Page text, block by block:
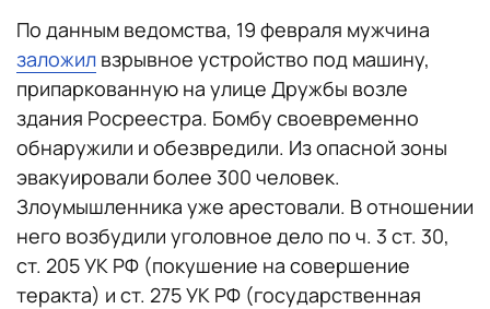
По данным ведомства, 19 февраля мужчина
заложил взрывное устройство под машину,
припаркованную на улице Дружбы возле
здания Росреестра. Бомбу своевременно
обнаружили и обезвредили. Из опасной зоны
эвакуировали более 300 человек.
Злоумышленника уже арестовали. В отношении
него возбудили уголовное дело по ч. 3 ст. 30,
ст. 205 УК РФ (покушение на совершение
теракта) и ст. 275 УК РФ (государственная